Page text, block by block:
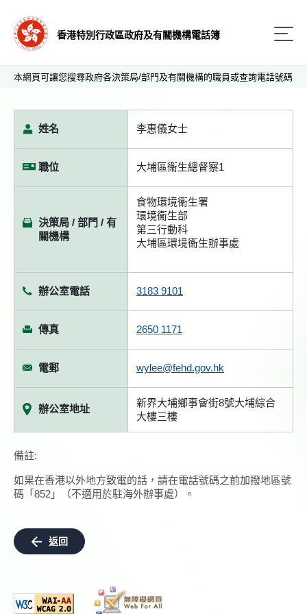
香港特別行政區政府及有關機構電話簿
本網頁可讓您搜尋政府各決策局/部門及有關機構的職員或查詢電話號碼
姓名 李惠儀女士
職位 大埔區衞生總督察1
決策局 / 部門 / 有
關機構
食物環境衞生署
環境衞生部
第三行動科
大埔區環境衞生辦事處
辦公室電話 3183 9101
傳真 2650 1171
電郵 wylee@fehd.gov.hk
辦公室地址
新界大埔鄉事會街8號大埔綜合
大樓三樓
備註:
如果在香港以外地方致電的話，請在電話號碼之前加撥地區號
碼「852」（不適用於駐海外辦事處）。
返回